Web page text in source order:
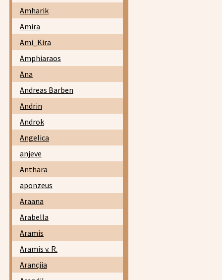
Amharik
Amira
Ami_Kira
Amphiaraos
Ana
Andreas Barben
Andrin
Androk
Angelica
anjeve
Anthara
aponzeus
Araana
Arabella
Aramis
Aramis v. R.
Arancjia